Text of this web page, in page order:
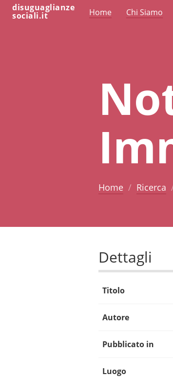
disuguaglianze
sociali.it Home Chi Siamo
Home Ricerca
Dettagli
Titolo
Autore
Pubblicato in
Luogo